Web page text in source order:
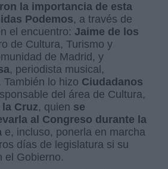
la importancia de esta
Podemos, a través de
el encuentro: Jaime de los
de Cultura, Turismo y
de Madrid, y
, periodista musical,
lo hizo Ciudadanos
del área de Cultura,
Cruz, quien se
al Congreso durante la
e, incluso, ponerla en marcha
días de legislatura si su
el Gobierno.